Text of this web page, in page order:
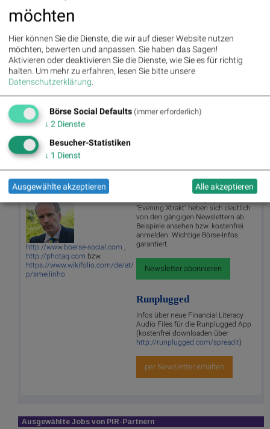
Erste Asset Management
Die Erste Asset Management versteht sich als
internationaler Vermögensverwalter und Asset Manager
mit einer starken Position in Zentral- und Osteuropa.
Hinter der Erste Asset Management steht die
Vermögensverwaltungslösungen geboten.
social.com/partner
Autor
http://www.boerse-social.com
http://photaq.com bzw.
https://www.wikifolio.com/de/at/
p/smeilinho
"Evening Xtrakt" heben sich deutlich
von den gängigen Newslettern ab.
Beispiele ansehen bzw. kostenfrei
anmelden. Wichtige Börse-Infos
garantiert.
Newsletter abonnieren
Runplugged
Infos über neue Financial Literacy
Audio Files für die Runplugged App
(kostenfrei downloaden über
http://runplugged.com/spreadit)
per Newsletter erhalten
Ausgewählte Jobs von PIR-Partnern
möchten
Hier können Sie die Dienste, die wir auf dieser Website nutzen
möchten, bewerten und anpassen. Sie haben das Sagen!
Aktivieren oder deaktivieren Sie die Dienste, wie Sie es für richtig
halten. Um mehr zu erfahren, lesen Sie bitte unsere
Datenschutzerklärung.
Börse Social Defaults (immer erforderlich)
↓ 2 Dienste
Besucher-Statistiken
↓ 1 Dienst
Ausgewählte akzeptieren Alle akzeptieren